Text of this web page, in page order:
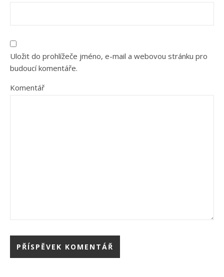
Uložit do prohlížeče jméno, e-mail a webovou stránku pro
budoucí komentáře.
Komentář